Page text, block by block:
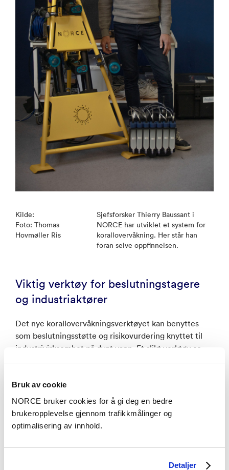
Bruk av cookie
NORCE bruker cookies for å gi deg en bedre
brukeropplevelse gjennom trafikkmålinger og
optimalisering av innhold.
Detaljer
Kilde:
Foto: Thomas
Hovmøller Ris
Sjefsforsker Thierry Baussant i
NORCE har utviklet et system for
korallovervåkning. Her står han
foran selve oppfinnelsen.
Viktig verktøy for beslutningstagere
og industriaktører
Det nye korallovervåkningsverktøyet kan benyttes
som beslutningsstøtte og risikovurdering knyttet til
industrivirksomhet på dypt vann. Et slikt verktøy er
etablere ny industri til havs hvor det er sårbare liv.et
Det er også et håp at det nye PAMS-verktøyet vil
bidra til en bedre overvåking av havet og særlig
dyphavet.